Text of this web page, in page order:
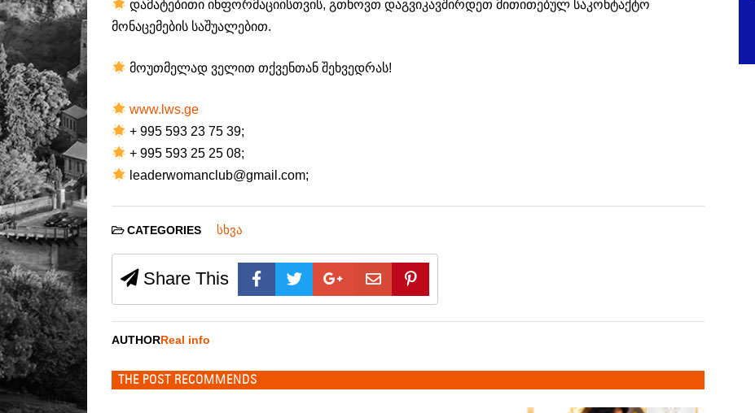
დამატებითი ინფორმაციისთვის, გთხოვთ დაგვიკავშირდეთ მითითებულ საკონტაქტო
მონაცემების საშუალებით.
მოუთმელად ველით თქვენთან შეხვედრას!
www.lws.ge
+ 995 593 23 75 39;
+ 995 593 25 25 08;
leaderwomanclub@gmail.com;
CATEGORIES სხვა
Share This
AUTHOR Real info
THE POST RECOMMENDS